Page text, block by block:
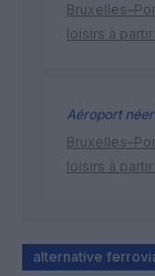
loisirs à
Aéroport
loisirs à
alternative